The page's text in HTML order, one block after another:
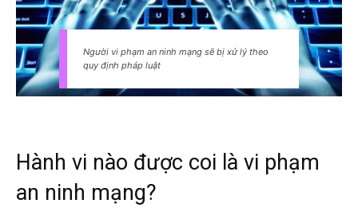
Người vi phạm an ninh mạng sẽ bị xử lý theo
quy định pháp luật
Hành vi nào được coi là vi phạm
an ninh mạng?